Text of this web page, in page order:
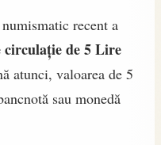
recent a
circulație de 5 Lire
atunci, valoarea de 5
sau monedă